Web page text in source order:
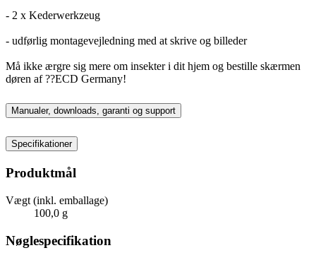
- 2 x Kederwerkzeug
- udførlig montagevejledning med at skrive og billeder
Må ikke ærgre sig mere om insekter i dit hjem og bestille skærmen
døren af ??ECD Germany!
Manualer, downloads, garanti og support
Specifikationer
Produktmål
Vægt (inkl. emballage)
100,0 g
Nøglespecifikation